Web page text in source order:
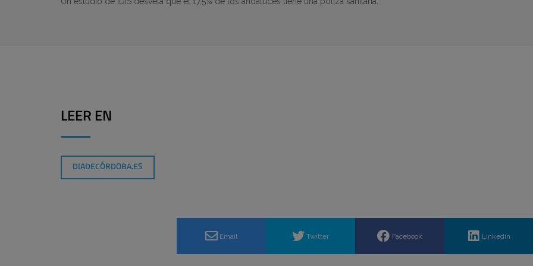
LEER EN
DIADECÓRDOBA.ES
Email Twitter Facebook Linkedin